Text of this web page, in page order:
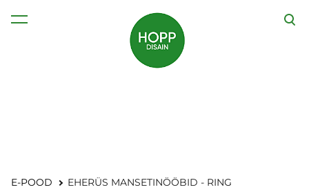
lisati ostukorvi. Vaata ostukorvi
E-POOD EHERÜS MANSETINÖÖBID - RING